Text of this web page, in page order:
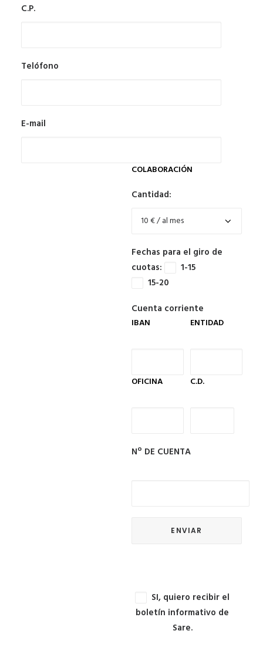
C.P.
Telófono
E-mail
COLABORACIÓN
Cantidad:
Fechas para el giro de
cuotas:
1-15
15-20
Cuenta corriente
IBAN ENTIDAD
OFICINA C.D.
Nº DE CUENTA
SI, quiero recibir el
boletín informativo de
Sare.